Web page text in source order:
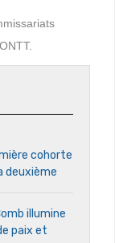
cohorte
deuxième
illumine
paix et